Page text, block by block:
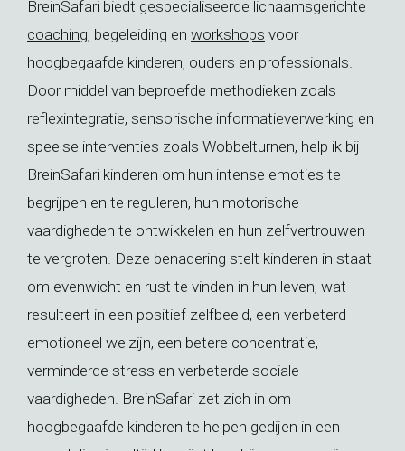
BreinSafari biedt gespecialiseerde lichaamsgerichte
coaching, begeleiding en workshops voor
hoogbegaafde kinderen, ouders en professionals.
Door middel van beproefde methodieken zoals
reflexintegratie, sensorische informatieverwerking en
speelse interventies zoals Wobbelturnen, help ik bij
BreinSafari kinderen om hun intense emoties te
begrijpen en te reguleren, hun motorische
vaardigheden te ontwikkelen en hun zelfvertrouwen
te vergroten. Deze benadering stelt kinderen in staat
om evenwicht en rust te vinden in hun leven, wat
resulteert in een positief zelfbeeld, een verbeterd
emotioneel welzijn, een betere concentratie,
verminderde stress en verbeterde sociale
vaardigheden. BreinSafari zet zich in om
hoogbegaafde kinderen te helpen gedijen in een